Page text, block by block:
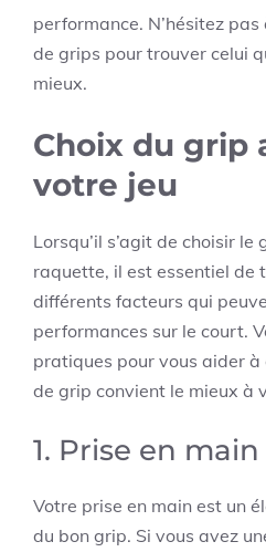
performance. N’hésitez
de grips pour trouver celui
mieux.
Choix du grip
votre jeu
Lorsqu’il s’agit de choisir
raquette, il est essentiel de
différents facteurs qui
performances sur le court.
pratiques pour vous aider
de grip convient le mieux à
1. Prise en main
Votre prise en main est un
du bon grip. Si vous avez